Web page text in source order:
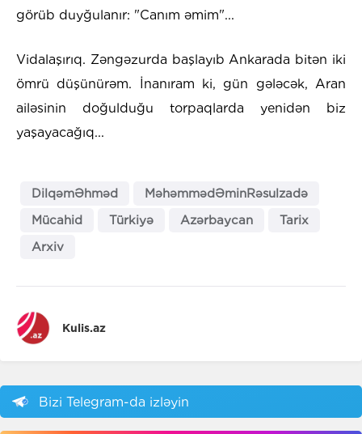
görüb duyğulanır: "Canım əmim"...
Vidalaşırıq. Zəngəzurda başlayıb Ankarada bitən iki
ömrü düşünürəm. İnanıram ki, gün gələcək, Aran
ailəsinin doğulduğu torpaqlarda yenidən biz
yaşayacağıq...
DilqəmƏhməd
MəhəmmədƏminRəsulzadə
Mücahid
Türkiyə Azərbaycan
Tarix
Arxiv
Kulis.az
Bizi Telegram-da izləyin